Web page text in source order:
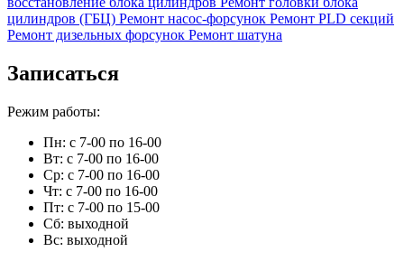
цилиндров (ГБЦ) Ремонт насос-форсунок Ремонт PLD секций
Ремонт дизельных форсунок Ремонт шатуна
Записаться
Режим работы:
Пн: с 7-00 по 16-00
Вт: с 7-00 по 16-00
Ср: с 7-00 по 16-00
Чт: с 7-00 по 16-00
Пт: с 7-00 по 15-00
Сб: выходной
Вс: выходной